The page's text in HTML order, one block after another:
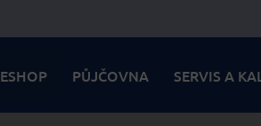
ESHOP PŮJČOVNA SERVIS A